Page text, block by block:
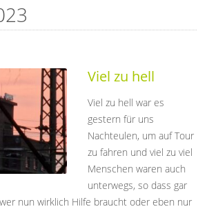
Viel zu hell
Viel zu hell war es
gestern für uns
Nachteulen, um auf Tour
zu fahren und viel zu viel
Menschen waren auch
unterwegs, so dass gar
nun wirklich Hilfe braucht oder eben nur